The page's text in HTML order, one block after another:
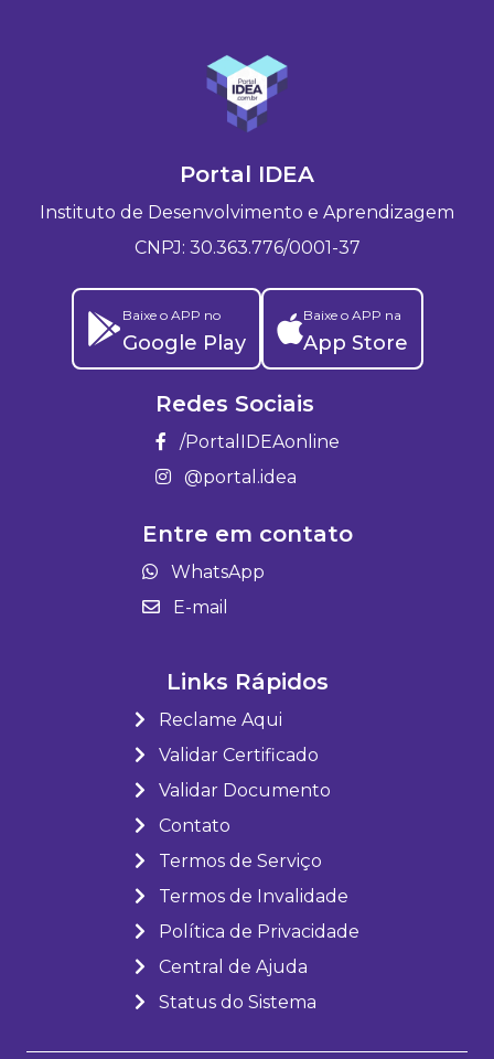
Portal IDEA
Instituto de Desenvolvimento e Aprendizagem
CNPJ: 30.363.776/0001-37
Baixe o APP no
Google Play
Baixe o APP na
App Store
Redes Sociais
/PortalIDEAonline
@portal.idea
Entre em contato
WhatsApp
E-mail
Links Rápidos
Reclame Aqui
Validar Certificado
Validar Documento
Contato
Termos de Serviço
Termos de Invalidade
Política de Privacidade
Central de Ajuda
Status do Sistema